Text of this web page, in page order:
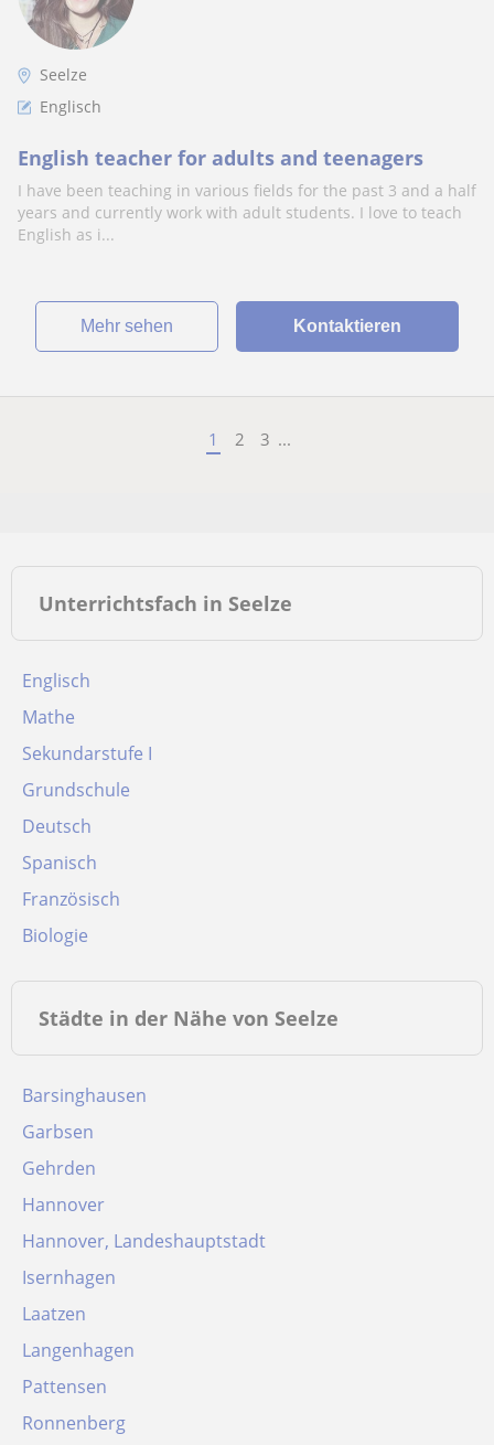
Seelze
Englisch
English teacher for adults and teenagers
I have been teaching in various fields for the past 3 and a half
years and currently work with adult students. I love to teach
English as i...
Mehr sehen Kontaktieren
1 2 3 ...
Unterrichtsfach in Seelze
Englisch
Mathe
Sekundarstufe I
Grundschule
Deutsch
Spanisch
Französisch
Biologie
Städte in der Nähe von Seelze
Barsinghausen
Garbsen
Gehrden
Hannover
Hannover, Landeshauptstadt
Isernhagen
Laatzen
Langenhagen
Pattensen
Ronnenberg